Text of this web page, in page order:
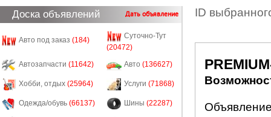
Доска объявлений Дать объявление
Авто под заказ (184)
Суточно-Тут
(20472)
Автозапчасти (11642) Авто (136627)
Хобби, отдых (25964) Услуги (71868)
Одежда/обувь (66137) Шины (22287)
ID